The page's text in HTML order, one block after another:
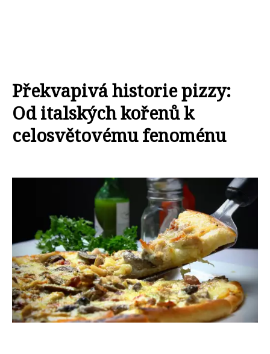
Překvapivá historie pizzy:
Od italských kořenů k
celosvětovému fenoménu